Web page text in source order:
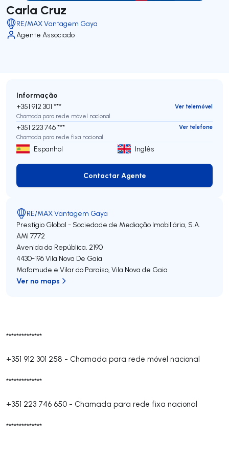
Carla Cruz
RE/MAX Vantagem Gaya
Agente Associado
**************
+351 912 301 258 - Chamada para rede móvel nacional
**************
+351 223 746 650 - Chamada para rede fixa nacional
**************
Informação
+351 912 301 ***
Ver telemóvel
Chamada para rede móvel nacional
+351 223 746 ***
Ver telefone
Chamada para rede fixa nacional
Espanhol Inglês
Contactar Agente
Contactar Agente
RE/MAX Vantagem Gaya
Prestígio Global - Sociedade de Mediação Imobiliária, S.A.
AMI 7772
Avenida da República, 2190
4430-196Vila Nova De Gaia
Mafamude e Vilar do Paraíso, Vila Nova de Gaia
Ver no maps